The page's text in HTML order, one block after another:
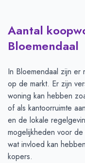
Aantal
Bloemendaal
In Bloemendaal zijn er
op de markt. Er zijn
woning kan hebben
of als kantoorruimte
en de lokale
mogelijkheden voor
wat invloed kan
kopers.